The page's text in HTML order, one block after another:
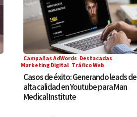
Campañas AdWords Destacadas
Marketing Digital Tráfico Web
Casos de éxito: Generando leads de
alta calidad en Youtube para Man
Medical Institute